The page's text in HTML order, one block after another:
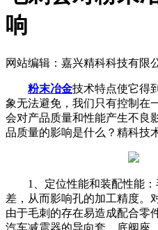
响
网站编辑：嘉兴精科科技有限
粉末冶金技术特点使它得
象无法避免，我们只有控制在
会对产品质量和性能产生不良
品质量的影响是什么？精科技
1、定位性能和装配性能
差，从而影响孔的加工精度。
由于毛刺的存在易造成配合零
汽车减震器的导向套、底阀座